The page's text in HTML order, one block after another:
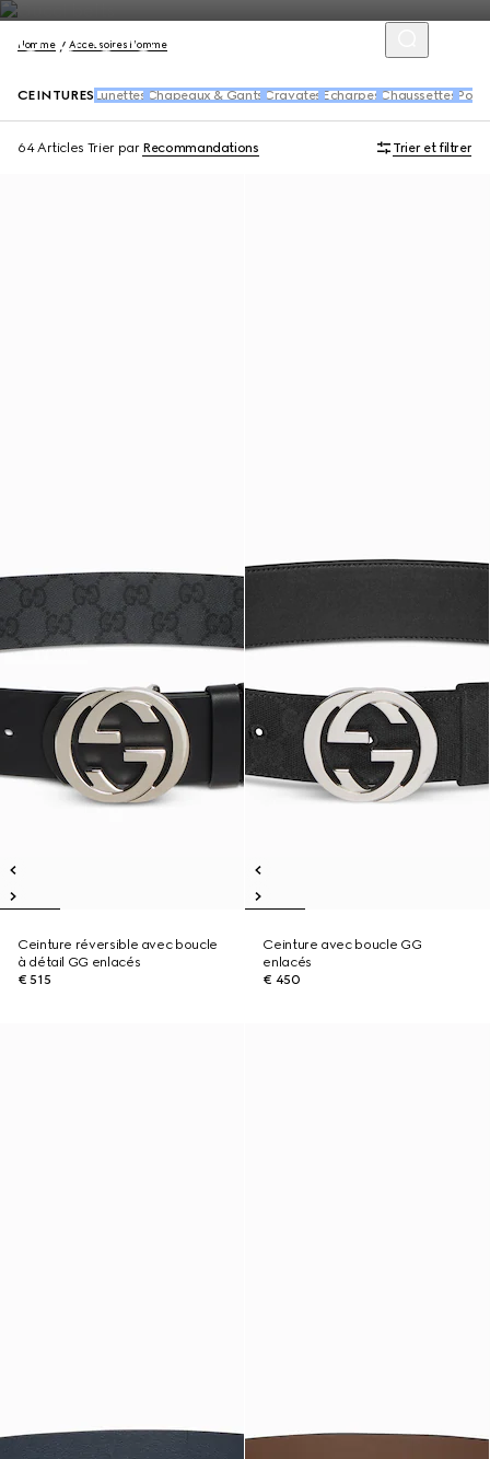
Homme Accessoires Homme
CEINTURES Lunettes Chapeaux & Gants Cravates Écharpes Chaussettes
64 Articles Trier par Recommandations Trier et filtrer
Ceinture réversible avec boucle
à détail GG enlacés
€ 515
Ceinture avec boucle GG
enlacés
€ 450